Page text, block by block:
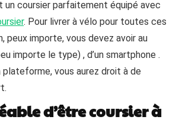
un coursier parfaitement équipé avec
. Pour livrer à vélo pour toutes ces
peux importe, vous devez avoir au
importe le type) , d’un smartphone .
vous aurez droit à de
d’être coursier à